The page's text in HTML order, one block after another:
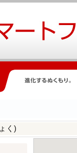
く)